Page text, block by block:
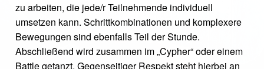
zu arbeiten, die jede/r Teilnehmende individuell
umsetzen kann. Schrittkombinationen und komplexere
Bewegungen sind ebenfalls Teil der Stunde.
Abschließend wird zusammen im „Cypher“ oder einem
Battle getanzt. Gegenseitiger Respekt steht hierbei an